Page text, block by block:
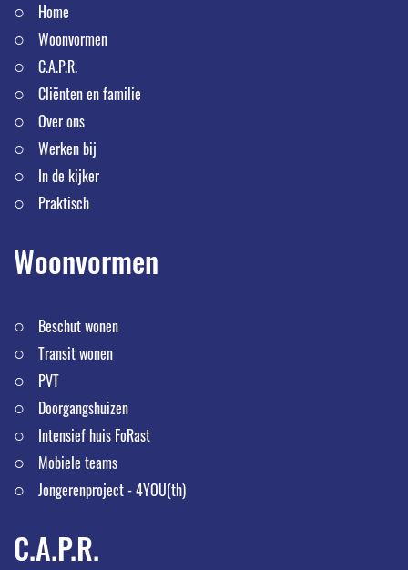
Home
Woonvormen
C.A.P.R.
Cliënten en familie
Over ons
Werken bij
In de kijker
Praktisch
Woonvormen
Beschut wonen
Transit wonen
PVT
Doorgangshuizen
Intensief huis FoRast
Mobiele teams
Jongerenproject - 4YOU(th)
C.A.P.R.